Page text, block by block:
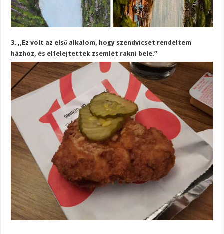
3. ,,Ez volt az első alkalom, hogy szendvicset rendeltem
házhoz, és elfelejtettek zsemlét rakni bele.”